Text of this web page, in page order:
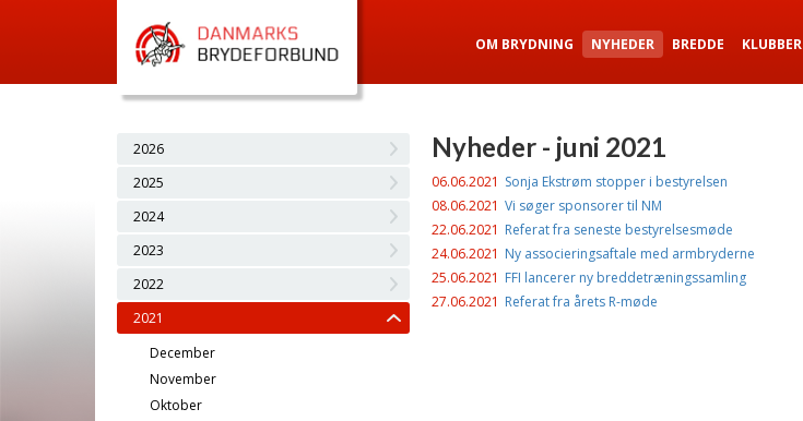
OM BRYDNING NYHEDER BREDDE KLUBBER
2026
2025
2024
2023
2022
2021
December
November
Oktober
Nyheder - juni 2021
06.06.2021 Sonja Ekstrøm stopper i bestyrelsen
08.06.2021 Vi søger sponsorer til NM
22.06.2021 Referat fra seneste bestyrelsesmøde
24.06.2021 Ny associeringsaftale med armbryderne
25.06.2021 FFI lancerer ny breddetræningssamling
27.06.2021 Referat fra årets R-møde